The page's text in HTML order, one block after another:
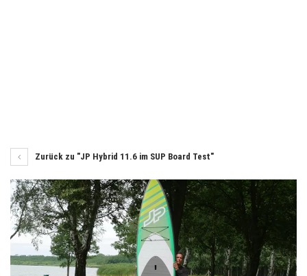
Zurück zu "JP Hybrid 11.6 im SUP Board Test"